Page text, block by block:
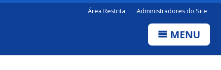
Área Restrita Administradores do Site
MENU